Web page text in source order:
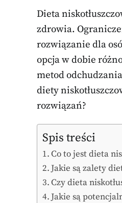
Dieta
zdrowia.
rozwiązanie dla
opcja w dobie
metod
diety
rozwiązań?
Spis treści
Co to jest dieta
Jakie są zalety
Czy dieta
Jakie są